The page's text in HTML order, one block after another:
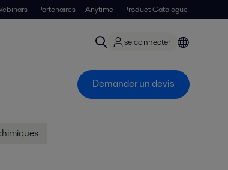
Partenaires Anytime Product Catalogue
se connecter
Demander un devis